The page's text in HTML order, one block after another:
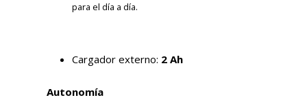
para el día a día.
Cargador externo: 2 Ah
Autonomía